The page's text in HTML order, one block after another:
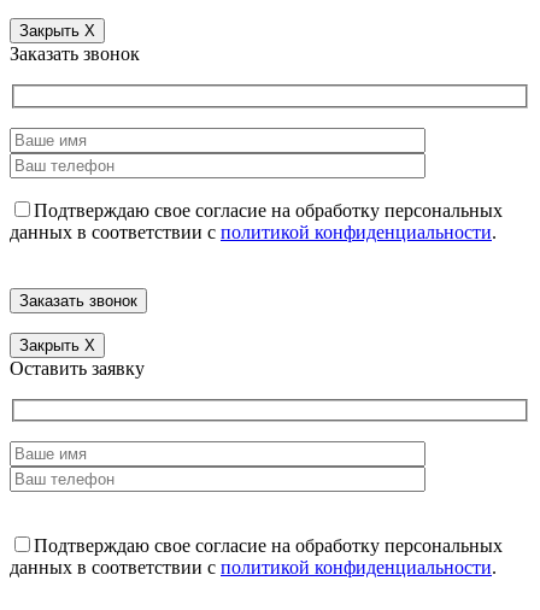
Закрыть X
Заказать звонок
Подтверждаю свое согласие на обработку персональных
данных в соответствии с политикой конфиденциальности.
Закрыть X
Оставить заявку
Подтверждаю свое согласие на обработку персональных
данных в соответствии с политикой конфиденциальности.